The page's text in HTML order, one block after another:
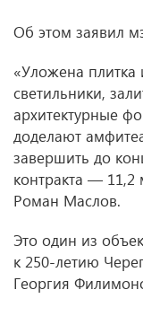
Об этом заявил
«Уложена плитка
светильники,
архитектурные
доделают
завершить до
контракта —
Роман Маслов.
Это один из
к 250-летию
Георгия